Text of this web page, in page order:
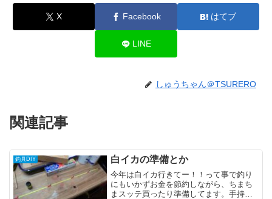
X Facebook はてブ
LINE
しゅうちゃん＠TSURERO
関連記事
釣具DIY 白イカの準備とか
今年は白イカ行きてー！！って事で釣り
にもいかずお金を節約しながら、ちまち
まスッテ買ったり準備してます。手持ち